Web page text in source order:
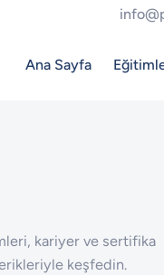
Ana Sayfa
kariyer ve sertifika
keşfedin.